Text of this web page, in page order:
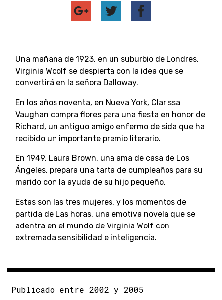
Una mañana de 1923, en un suburbio de Londres,
Virginia Woolf se despierta con la idea que se
convertirá en la señora Dalloway.
En los años noventa, en Nueva York, Clarissa
Vaughan compra flores para una fiesta en honor de
Richard, un antiguo amigo enfermo de sida que ha
recibido un importante premio literario.
En 1949, Laura Brown, una ama de casa de Los
Ángeles, prepara una tarta de cumpleaños para su
marido con la ayuda de su hijo pequeño.
Estas son las tres mujeres, y los momentos de
partida de Las horas, una emotiva novela que se
adentra en el mundo de Virginia Wolf con
extremada sensibilidad e inteligencia.
Publicado entre 2002 y 2005